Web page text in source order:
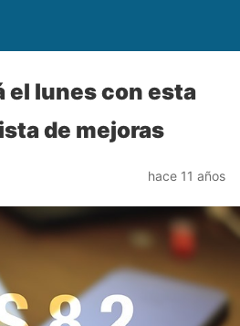
el lunes con esta
de mejoras
hace 11 años